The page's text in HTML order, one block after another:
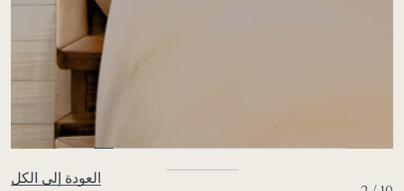
العودة إلى الكل